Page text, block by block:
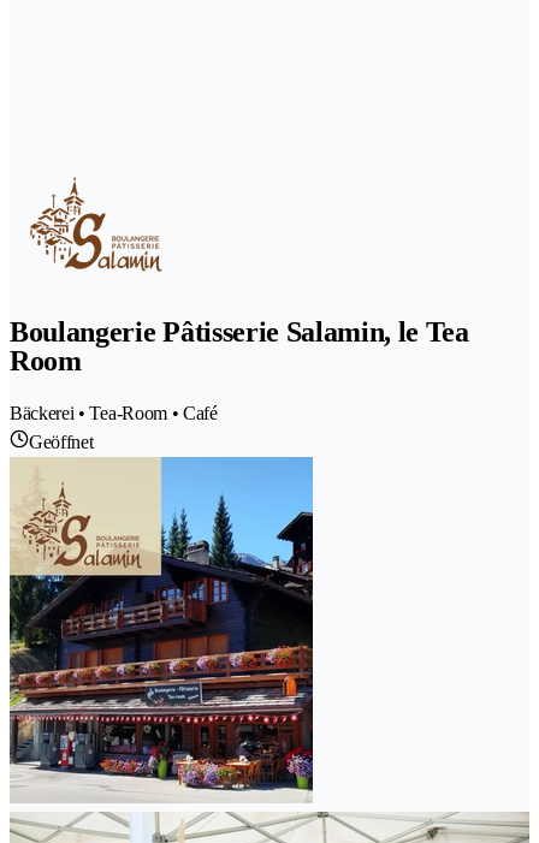
Boulangerie Pâtisserie Salamin, le Tea
Room
Bäckerei • Tea-Room • Café
Geöffnet